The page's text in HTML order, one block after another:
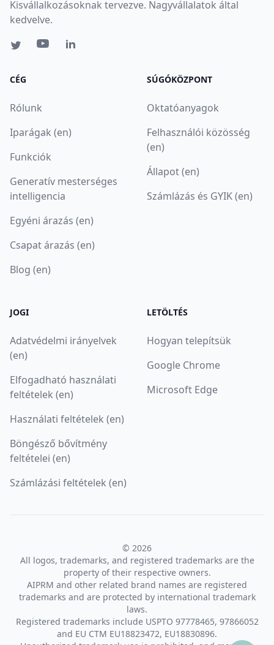
Kisvállalkozásoknak tervezve. Nagyvállalatok által
kedvelve.
CÉG
Rólunk
Iparágak (en)
Funkciók
Generatív mesterséges
intelligencia
Egyéni árazás (en)
Csapat árazás (en)
Blog (en)
SÚGÓKÖZPONT
Oktatóanyagok
Felhasználói közösség
(en)
Állapot (en)
Számlázás és GYIK (en)
JOGI
Adatvédelmi irányelvek
(en)
Elfogadható használati
feltételek (en)
Használati feltételek (en)
Böngésző bővítmény
feltételei (en)
Számlázási feltételek (en)
LETÖLTÉS
Hogyan telepítsük
Google Chrome
Microsoft Edge
© 2026
All logos, trademarks, and registered trademarks are the
property of their respective owners.
AIPRM and other related brand names are registered
trademarks and are protected by international trademark
laws.
Registered trademarks include USPTO 97778465, 97866052
and EU CTM EU18823472, EU18830896.